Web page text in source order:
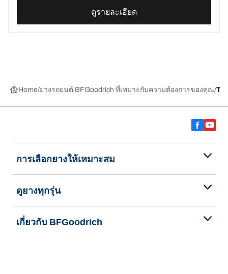
ดูรายละเอียด
Home ยางรถยนต์ BFGoodrich ที่เหมาะกับความต้องการของคุณ
การเลือกยางให้เหมาะสม
ดูยางทุกรุ่น
เกี่ยวกับ BFGoodrich